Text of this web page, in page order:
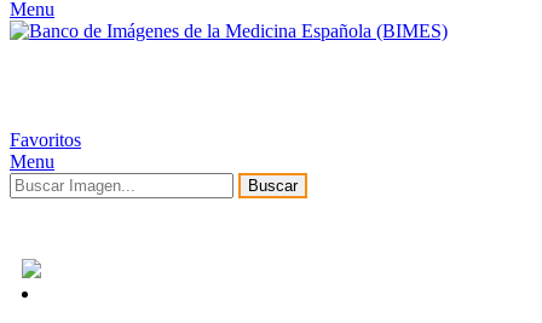
Menu
Favoritos
Menu
Buscar